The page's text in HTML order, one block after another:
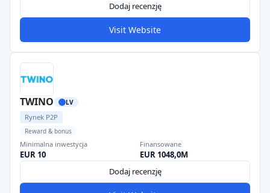
Dodaj recenzję
Visit Website
TWINO LV
Rynek P2P
Reward & bonus
Minimalna inwestycja
EUR 10
Finansowane
EUR 1048,0M
Dodaj recenzję